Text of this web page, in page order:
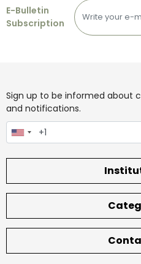
E-Bulletin
Subscription
Sign up to be informed about
and notifications.